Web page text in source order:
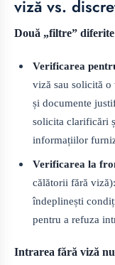
viză vs.
Două „filtre”
Verificarea
viză sau solicită
și documente
solicita clarificări
informațiilor
Verificarea la
călătorii fără
îndeplinești
pentru a refuza
Intrarea fără viză